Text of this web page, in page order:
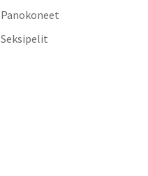
Panokoneet
Seksipelit